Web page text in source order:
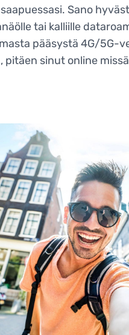
Sano
tai kalliille
pääsystä 4G/5G-
sinut online